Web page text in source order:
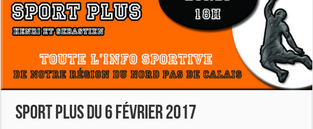
Sport Plus du 6 février 2017